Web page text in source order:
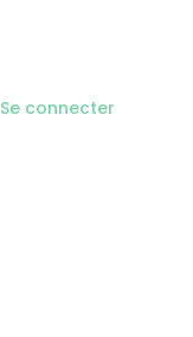
Se connecter